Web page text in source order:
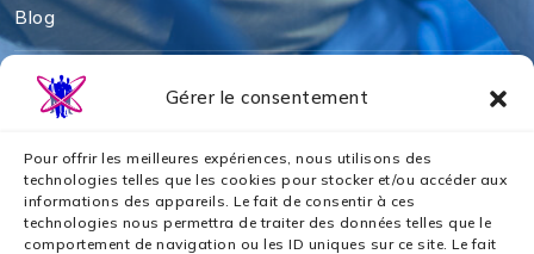
Gérer le consentement
Pour offrir les meilleures expériences, nous utilisons des
technologies telles que les cookies pour stocker et/ou accéder aux
informations des appareils. Le fait de consentir à ces
technologies nous permettra de traiter des données telles que le
comportement de navigation ou les ID uniques sur ce site. Le fait
Blog
Mentions légales
Politique de cookies
Politique de confidentialité